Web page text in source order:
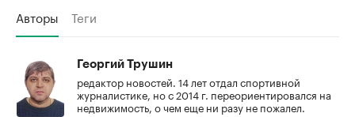
Авторы Теги
Георгий Трушин
редактор новостей. 14 лет отдал спортивной
журналистике, но с 2014 г. переориентировался на
недвижимость, о чем еще ни разу не пожалел.